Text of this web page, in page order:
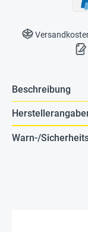
Beschreibung
Warn-/